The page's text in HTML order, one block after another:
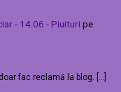
- 14.06 - Piuituripe
fac reclamă la blog. […]